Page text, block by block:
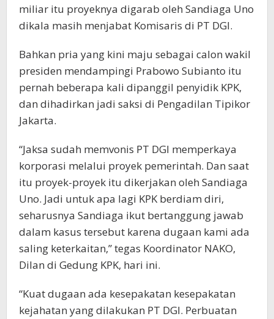
miliar itu proyeknya digarab oleh Sandiaga Uno
dikala masih menjabat Komisaris di PT DGI.
Bahkan pria yang kini maju sebagai calon wakil
presiden mendampingi Prabowo Subianto itu
pernah beberapa kali dipanggil penyidik KPK,
dan dihadirkan jadi saksi di Pengadilan Tipikor
Jakarta.
“Jaksa sudah memvonis PT DGI memperkaya
korporasi melalui proyek pemerintah. Dan saat
itu proyek-proyek itu dikerjakan oleh Sandiaga
Uno. Jadi untuk apa lagi KPK berdiam diri,
seharusnya Sandiaga ikut bertanggung jawab
dalam kasus tersebut karena dugaan kami ada
saling keterkaitan,” tegas Koordinator NAKO,
Dilan di Gedung KPK, hari ini.
“Kuat dugaan ada kesepakatan kesepakatan
kejahatan yang dilakukan PT DGI. Perbuatan